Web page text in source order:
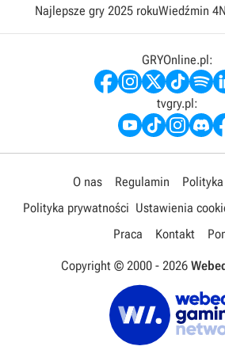
Najlepsze gry 2025 rokuWiedźmin 4
GRYOnline.pl:
tvgry.pl:
O nas Regulamin
Polityka prywatności Ustawienia
Praca
Kontakt
Copyright © 2000 - 2026